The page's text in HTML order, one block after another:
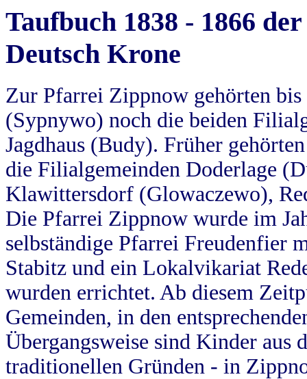
Taufbuch 1838 - 1866
Deutsch Krone
Zur Pfarrei Zippnow gehörten
(Sypnywo) noch die beiden
Jagdhaus (Budy). Früher
die Filialgemeinden Doderlage
Klawittersdorf (Glowaczewo),
Die Pfarrei Zippnow wurde im
selbständige Pfarrei Freudenfier
Stabitz und ein Lokalvikariat
wurden errichtet. Ab diesem
Gemeinden, in den
Übergangsweise sind Kinder aus
traditionellen Gründen - in